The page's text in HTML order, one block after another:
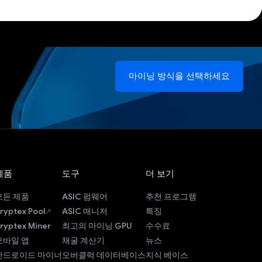
마이닝 방식을 선택하세요
품
든 제품
Pool
Miner
바일 앱
드로이드 마이너
도구
ASIC 펌웨어
ASIC 매니저
최고의 마이닝 GPU
채굴 계산기
오버클럭 데이터베이스
더 보기
추천 프로그램
특징
수수료
뉴스
지식 베이스